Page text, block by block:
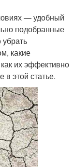
— удобный
подобранные
какие
их эффективно
в этой статье.